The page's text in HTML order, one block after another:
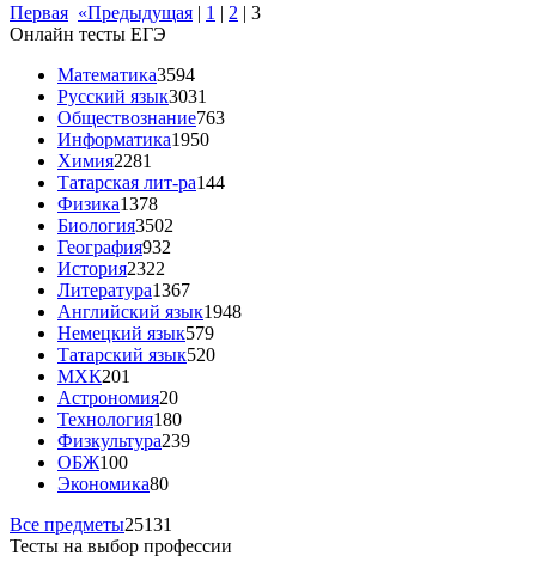
Первая «Предыдущая | 1 | 2 | 3
Онлайн тесты ЕГЭ
Математика3594
Русский язык3031
Обществознание763
Информатика1950
Химия2281
Татарская лит-ра144
Физика1378
Биология3502
География932
История2322
Литература1367
Английский язык1948
Немецкий язык579
Татарский язык520
МХК201
Астрономия20
Технология180
Физкультура239
ОБЖ100
Экономика80
Все предметы25131
Тесты на выбор профессии